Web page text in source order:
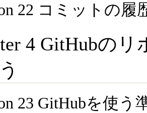
22 コミットの
4 GitHubの
23 GitHubを使